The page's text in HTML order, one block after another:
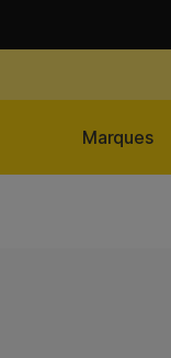
Marques